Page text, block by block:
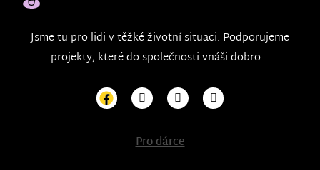
Jsme tu pro lidi v těžké životní situaci. Podporujeme
projekty, které do společnosti vnáši dobro...
Pro dárce